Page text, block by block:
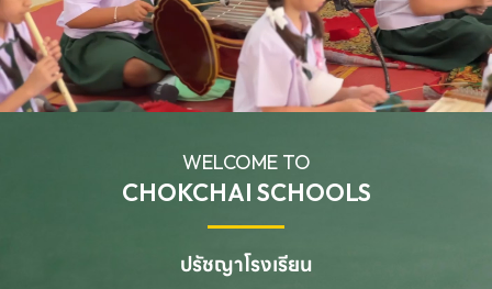
WELCOME TO
CHOKCHAI SCHOOLS
ปรัชญาโรงเรียน